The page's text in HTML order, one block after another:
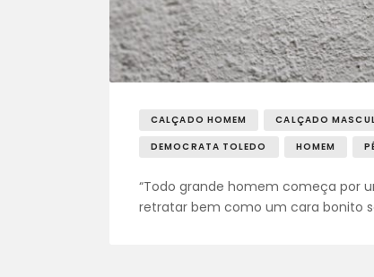
CALÇADO HOMEM CALÇADO
DEMOCRATA TOLEDO
HOMEM
“Todo grande homem começa por
retratar bem como um cara bonito